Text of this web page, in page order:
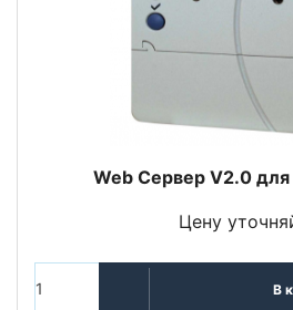
Web Сервер V2.0 для
Цену
В